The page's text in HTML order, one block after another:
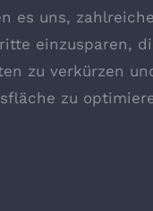
es uns, zahlreiche
einzusparen,
zu verkürzen
zu